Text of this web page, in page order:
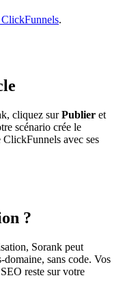
.
cliquez surPublier et
scénario crée le
ClickFunnels avec ses
?
Sorank peut
domaine, sans code. Vos
reste sur votre